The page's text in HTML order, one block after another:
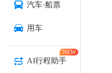
汽车·船票
用车
AI行程助手
NEW